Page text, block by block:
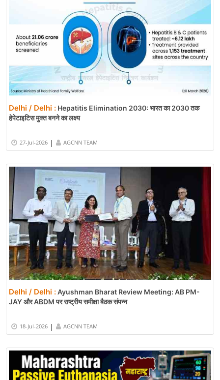
Delhi / Delhi : Hepatitis Elimination 2030: भारत का 2030 तक
हेपेटाइटिस मुक्त बनने का लक्ष्य
27-Jul-2026 | AGCNN TEAM
Delhi / Delhi :Ayushman Bharat Review Meeting: AB PM-
JAY और ABDM पर राष्ट्रीय समीक्षा बैठक संपन्न
18-Jul-2026 | AGCNN TEAM